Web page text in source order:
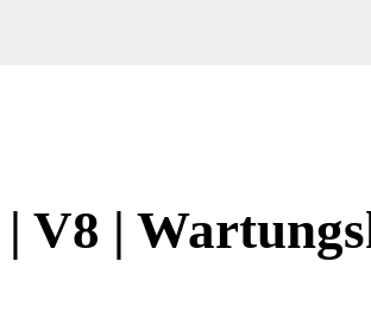
V8 |